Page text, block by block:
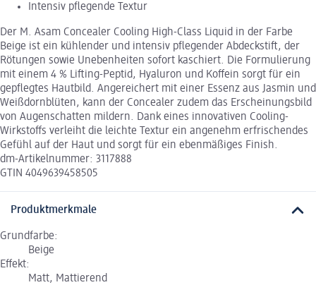
Intensiv pflegende Textur
Der M. Asam Concealer Cooling High-Class Liquid in der Farbe
Beige ist ein kühlender und intensiv pflegender Abdeckstift, der
Rötungen sowie Unebenheiten sofort kaschiert. Die Formulierung
mit einem 4 % Lifting-Peptid, Hyaluron und Koffein sorgt für ein
gepflegtes Hautbild. Angereichert mit einer Essenz aus Jasmin und
Weißdornblüten, kann der Concealer zudem das Erscheinungsbild
von Augenschatten mildern. Dank eines innovativen Cooling-
Wirkstoffs verleiht die leichte Textur ein angenehm erfrischendes
Gefühl auf der Haut und sorgt für ein ebenmäßiges Finish.
dm-Artikelnummer: 3117888
GTIN 4049639458505
Produktmerkmale
Grundfarbe:
Beige
Effekt:
Matt, Mattierend